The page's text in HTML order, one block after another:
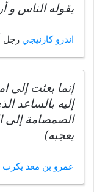
يقوله الناس و
اندرو كارنيجي رجل
إنما بعثت إلى
إليه بالساعد
الصمصامة إلى
يعجبه)
عمرو بن معد يكرب